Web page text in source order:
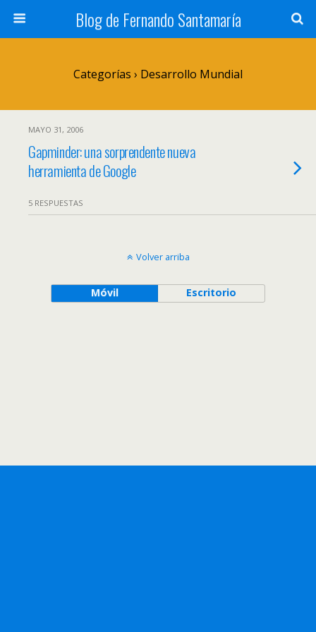
Blog de Fernando Santamaría
Categorías › Desarrollo Mundial
MAYO 31, 2006
Gapminder: una sorprendente nueva
herramienta de Google
5 RESPUESTAS
Volver arriba
Móvil Escritorio